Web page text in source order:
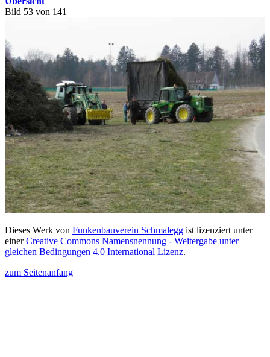
Bild 53 von 141
Dieses Werk von Funkenbauverein Schmalegg ist lizenziert unter
einerCreative Commons Namensnennung - Weitergabe unter
gleichen Bedingungen 4.0 International Lizenz.
zum Seitenanfang